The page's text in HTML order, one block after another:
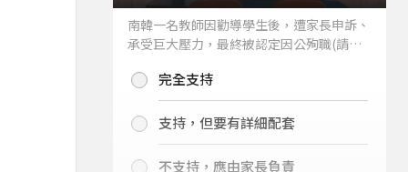
南韓一名教師因勸導學生後，遭家長申訴、
承受巨大壓力，最終被認定因公殉職(請見
你支持老師適度管教學生嗎？
完全支持
支持，但要有詳細配套
不支持，應由家長負責